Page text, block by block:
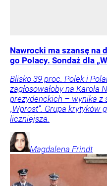
Nawrocki ma szansę na
go Polacy. Sondaż dla
Blisko 39 proc. Polek i
zagłosowałoby na Karola
prezydenckich – wynika z
„Wprost”. Grupa krytyków
liczniejsza.
Magdalena Frindt